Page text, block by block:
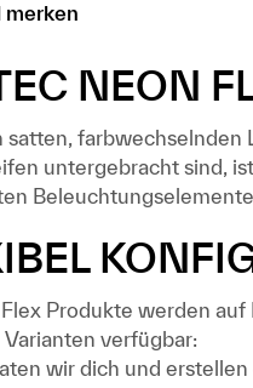
merken
NEON
satten, farbwechselnden
untergebracht sind,
Produkte werden
verfügbar:
wir dich und